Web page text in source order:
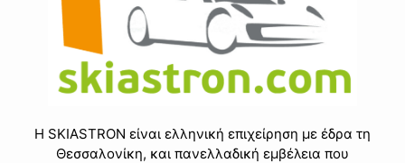
Η SKIASTRON είναι ελληνική επιχείρηση με έδρα τη
Θεσσαλονίκη, και πανελλαδική εμβέλεια που